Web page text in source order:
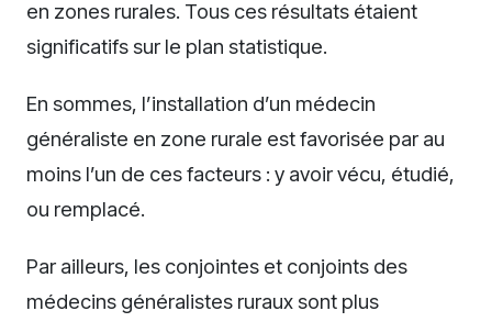
en zones rurales. Tous ces résultats étaient
significatifs sur le plan statistique.
En sommes, l’installation d’un médecin
généraliste en zone rurale est favorisée par au
moins l’un de ces facteurs : y avoir vécu, étudié,
ou remplacé.
Par ailleurs, les conjointes et conjoints des
médecins généralistes ruraux sont plus